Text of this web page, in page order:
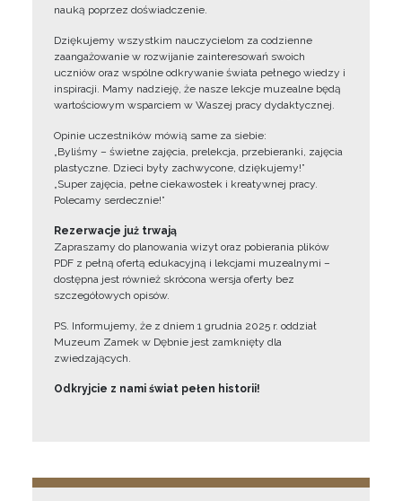
nauką poprzez doświadczenie.
Dziękujemy wszystkim nauczycielom za codzienne
zaangażowanie w rozwijanie zainteresowań swoich
uczniów oraz wspólne odkrywanie świata pełnego wiedzy i
inspiracji. Mamy nadzieję, że nasze lekcje muzealne będą
wartościowym wsparciem w Waszej pracy dydaktycznej.
Opinie uczestników mówią same za siebie:
„Byliśmy – świetne zajęcia, prelekcja, przebieranki, zajęcia
plastyczne. Dzieci były zachwycone, dziękujemy!”
„Super zajęcia, pełne ciekawostek i kreatywnej pracy.
Polecamy serdecznie!”
Rezerwacje już trwają
Zapraszamy do planowania wizyt oraz pobierania plików
PDF z pełną ofertą edukacyjną i lekcjami muzealnymi –
dostępna jest również skrócona wersja oferty bez
szczegółowych opisów.
PS. Informujemy, że z dniem 1 grudnia 2025 r. oddział
Muzeum Zamek w Dębnie jest zamknięty dla
zwiedzających.
Odkryjcie z nami świat pełen historii!